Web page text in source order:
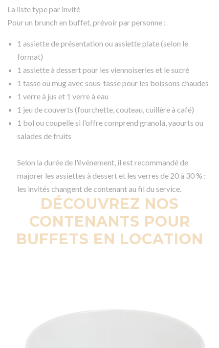
La liste type par invité
Pour un brunch en buffet, prévoir par personne :
1 assiette de présentation ou assiette plate (selon le
format)
1 assiette à dessert pour les viennoiseries et le sucré
1 tasse ou mug avec sous-tasse pour les boissons chaudes
1 verre à jus et 1 verre à eau
1 jeu de couverts (fourchette, couteau, cuillère à café)
1 bol ou coupelle si l'offre comprend granola, yaourts ou
salades de fruits
Selon la durée de l'événement, il est recommandé de
majorer les assiettes à dessert et les verres de 20 à 30 % :
les invités changent de contenant au fil du service.
DÉCOUVREZ NOS
CONTENANTS POUR
BUFFETS EN LOCATION